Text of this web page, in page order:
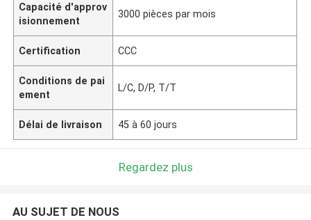
Capacité d'approv
isionnement
3000 pièces par mois
Certification CCC
Conditions de pai
ement
L/C, D/P, T/T
Délai de livraison 45 à 60 jours
Regardez plus
AU SUJET DE NOUS